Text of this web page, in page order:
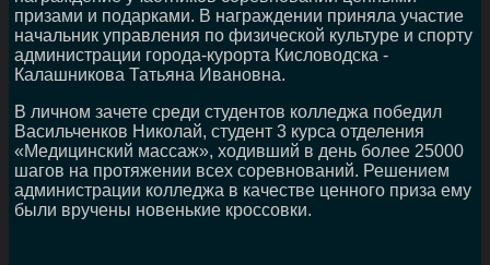
призами и подарками. В награждении приняла участие
начальник управления по физической культуре и спорту
администрации города-курорта Кисловодска -
Калашникова Татьяна Ивановна.
В личном зачете среди студентов колледжа победил
Васильченков Николай, студент 3 курса отделения
«Медицинский массаж», ходивший в день более 25000
шагов на протяжении всех соревнований. Решением
администрации колледжа в качестве ценного приза ему
были вручены новенькие кроссовки.